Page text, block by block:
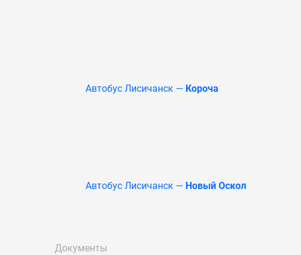
Автобус Лисичанск — Короча
Автобус Лисичанск — Новый Оскол
Документы